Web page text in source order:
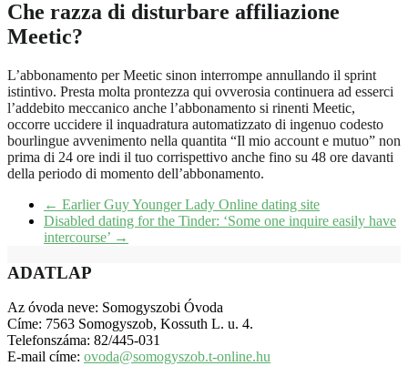
Che razza di disturbare affiliazione
Meetic?
L’abbonamento per Meetic sinon interrompe annullando il sprint
istintivo. Presta molta prontezza qui ovverosia continuera ad esserci
l’addebito meccanico anche l’abbonamento si rinenti Meetic,
occorre uccidere il inquadratura automatizzato di ingenuo codesto
bourlingue avvenimento nella quantita “Il mio account e mutuo” non
prima di 24 ore indi il tuo corrispettivo anche fino su 48 ore davanti
della periodo di momento dell’abbonamento.
← Earlier Guy Younger Lady Online dating site
Disabled dating for the Tinder: ‘Some one inquire easily have
intercourse’ →
ADATLAP
Az óvoda neve: Somogyszobi Óvoda
Címe: 7563 Somogyszob, Kossuth L. u. 4.
Telefonszáma: 82/445-031
E-mail címe: ovoda@somogyszob.t-online.hu